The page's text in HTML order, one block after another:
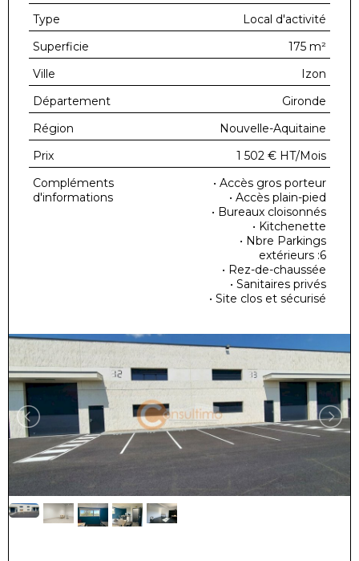
Type
Local d'activité
Superficie
175 m²
Ville
Izon
Département
Gironde
Région
Nouvelle-Aquitaine
Prix
1 502 € HT/Mois
Compléments
d'informations
• Accès gros porteur
• Accès plain-pied
• Bureaux cloisonnés
• Kitchenette
• Nbre Parkings
extérieurs :6
• Rez-de-chaussée
• Sanitaires privés
• Site clos et sécurisé